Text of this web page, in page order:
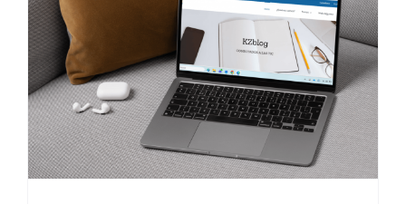
Hau izan da KZguneko
blogeko interesgarriena
2025ean